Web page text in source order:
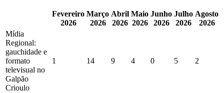
Fevereiro
2026
Março
2026
Abril
2026
Maio
2026
Junho
2026
Julho
2026
Agosto
2026
Mídia
Regional:
gauchidade e
formato
televisual no
Galpão
Crioulo
1 14 9 4 0 5 2